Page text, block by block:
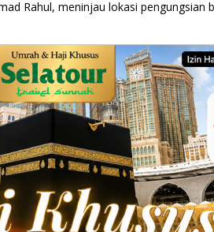
Rahul, meninjau lokasi pengungsian